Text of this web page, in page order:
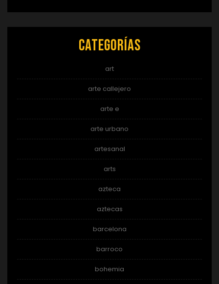
Categorías
art
arte callejero
arte e
arte urbano
artesanal
arts
azteca
aztecas
barcelona
barroco
bohemia